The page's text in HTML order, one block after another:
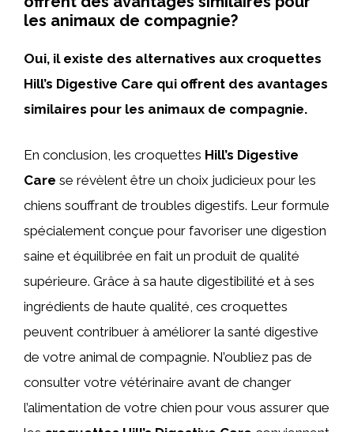
les animaux de compagnie?
Oui, il existe des alternatives aux croquettes
Hill’s Digestive Care qui offrent des avantages
similaires pour les animaux de compagnie.
En conclusion, les croquettes Hill’s Digestive
Care se révèlent être un choix judicieux pour les
chiens souffrant de troubles digestifs. Leur formule
spécialement conçue pour favoriser une digestion
saine et équilibrée en fait un produit de qualité
supérieure. Grâce à sa haute digestibilité et à ses
ingrédients de haute qualité, ces croquettes
peuvent contribuer à améliorer la santé digestive
de votre animal de compagnie. N’oubliez pas de
consulter votre vétérinaire avant de changer
l’alimentation de votre chien pour vous assurer que